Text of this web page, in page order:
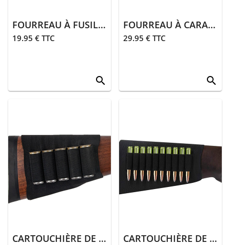
FOURREAU À FUSIL | KAKI
19.95 € TTC
search
FOURREAU À CARABINE | KAKI
29.95 € TTC
search
CARTOUCHIÈRE DE CROSSE | FUSIL CARTOUCHIÈRE DE CROSSE | CARABINE